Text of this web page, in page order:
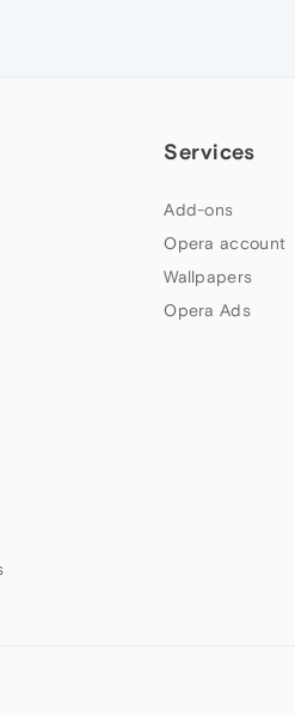
Services
Add-ons
Opera account
Wallpapers
Opera Ads